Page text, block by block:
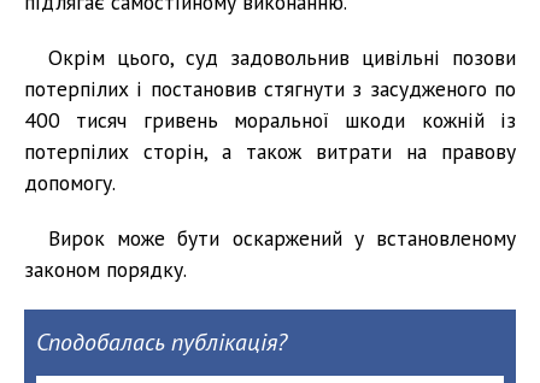
Окрім цього, суд задовольнив цивільні позови
потерпілих і постановив стягнути з засудженого по
400 тисяч гривень моральної шкоди кожній із
потерпілих сторін, а також витрати на правову
допомогу.
Вирок може бути оскаржений у встановленому
законом порядку.
Сподобалась публікація?